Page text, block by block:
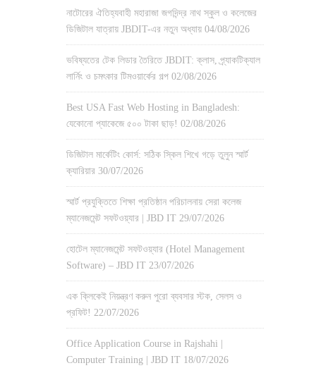
নাটোরের ঐতিহ্যবাহী মহারাজা জগদিন্দ্র নাথ স্কুল ও কলেজের
ডিজিটাল যাত্রায় JBDIT-এর নতুন অধ্যায় 04/08/2026
ভবিষ্যতের টেক লিডার তৈরিতে JBDIT: ক্লাস, প্র্যাকটিক্যাল
লার্নিং ও চমৎকার টিমওয়ার্কের গল্প 02/08/2026
Best USA Fast Web Hosting in Bangladesh:
যেকোনো প্যাকেজে ৫০০ টাকা ছাড়! 02/08/2026
ডিজিটাল মার্কেটিং কোর্স: সঠিক স্কিল শিখে গড়ে তুলুন স্মার্ট
ক্যারিয়ার 30/07/2026
স্মার্ট প্রযুক্তিতে শিক্ষা প্রতিষ্ঠান পরিচালনায় সেরা কলেজ
ম্যানেজমেন্ট সফটওয়্যার | JBD IT 29/07/2026
হোটেল ম্যানেজমেন্ট সফটওয়্যার (Hotel Management
Software) – JBD IT 23/07/2026
এক ক্লিকেই নিয়ন্ত্রণ করুন পুরো ব্যবসার স্টক, সেলস ও
প্রফিট! 22/07/2026
Office Application Course in Rajshahi |
Computer Training | JBD IT 18/07/2026